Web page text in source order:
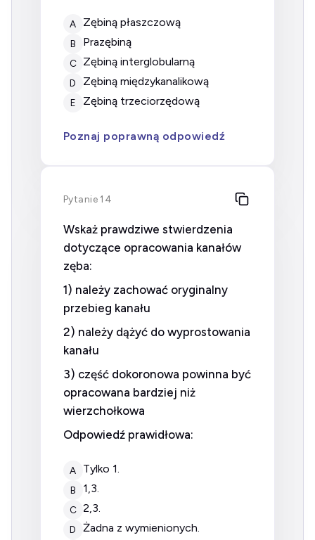
A zębiną płaszczową
B prazębiną
C zębiną interglobularną
D zębiną międzykanalikową
E zębiną trzeciorzędową
Poznaj poprawną odpowiedź
Pytanie 14
Wskaż prawdziwe stwierdzenia
dotyczące opracowania kanałów
zęba:
1) należy zachować oryginalny
przebieg kanału
2) należy dążyć do wyprostowania
kanału
3) część dokoronowa powinna być
opracowana bardziej niż
wierzchołkowa
Odpowiedź prawidłowa:
A tylko 1.
B 1,3.
C 2,3.
D żadna z wymienionych.